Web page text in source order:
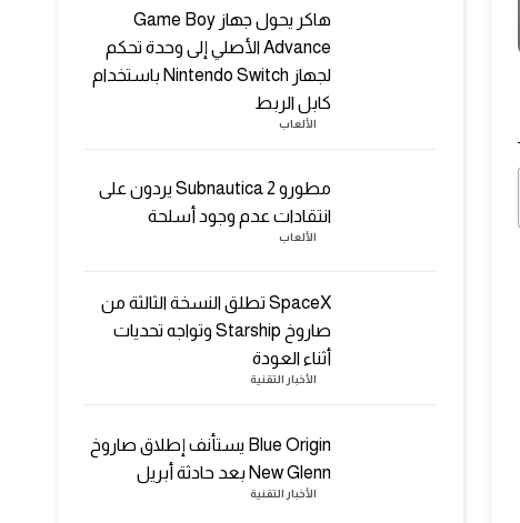
هاكر يحول جهاز Game Boy
Advance الأصلي إلى وحدة تحكم
لجهاز Nintendo Switch باستخدام
كابل الربط
الألعاب
مطورو Subnautica 2 يردون على
انتقادات عدم وجود أسلحة
الألعاب
SpaceX تطلق النسخة الثالثة من
صاروخ Starship وتواجه تحديات
أثناء العودة
الأخبار التقنية
Blue Origin يستأنف إطلاق صاروخ
New Glenn بعد حادثة أبريل
الأخبار التقنية